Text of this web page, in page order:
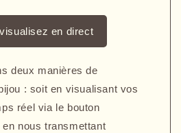
en direct
deux manières de
: soit en visualisant vos
réel via le bouton
nous transmettant